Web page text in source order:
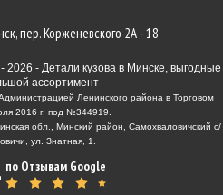
пер. Корженевского 2А - 18
- Детали кузова в Минске, выгодные
ассортимент
Ленинского района в Торговом
2016 г. под №344919.
обл., Минский район, Самохваловичский с/
ул. Знатная, 1.
по Отзывам Google